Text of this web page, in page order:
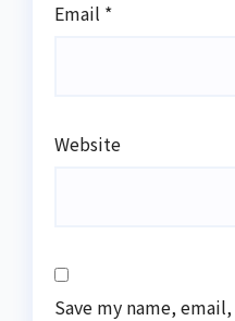
Email *
Website
Save my name,